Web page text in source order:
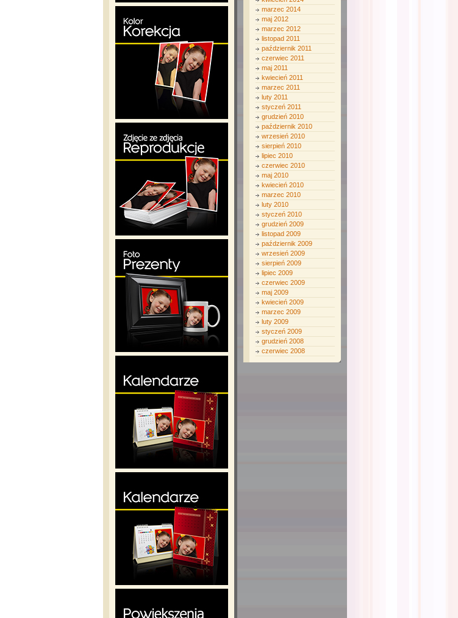
marzec 2014
maj 2012
marzec 2012
listopad 2011
październik 2011
czerwiec 2011
maj 2011
kwiecień 2011
marzec 2011
luty 2011
styczeń 2011
grudzień 2010
październik 2010
wrzesień 2010
sierpień 2010
lipiec 2010
czerwiec 2010
maj 2010
kwiecień 2010
marzec 2010
luty 2010
styczeń 2010
grudzień 2009
listopad 2009
październik 2009
wrzesień 2009
sierpień 2009
lipiec 2009
czerwiec 2009
maj 2009
kwiecień 2009
marzec 2009
luty 2009
styczeń 2009
grudzień 2008
czerwiec 2008